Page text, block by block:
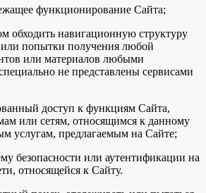
функционирование Сайта;
обходить навигационную структуру
попытки получения любой
или материалов любыми
не представлены сервисами
доступ к функциям Сайта,
или сетям, относящимся к данному
услугам, предлагаемым на Сайте;
безопасности или аутентификации на
относящейся к Сайту.